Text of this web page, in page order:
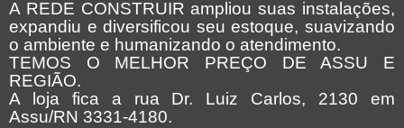
A REDE CONSTRUIR ampliou suas instalações,
expandiu e diversificou seu estoque, suavizando
o ambiente e humanizando o atendimento.
TEMOS O MELHOR PREÇO DE ASSU E
REGIÃO.
A loja fica a rua Dr. Luiz Carlos, 2130 em
Assu/RN 3331-4180.